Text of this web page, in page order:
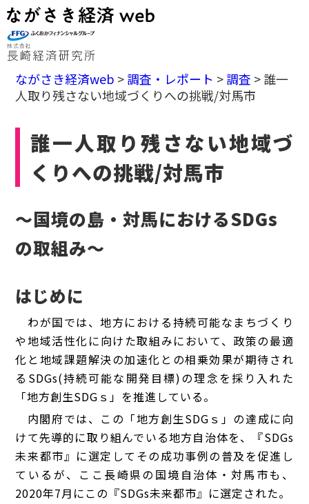
ながさき経済web >調査・レポート >調査 >誰一
人取り残さない地域づくりへの挑戦/対馬市
誰一人取り残さない地域づ
くりへの挑戦/対馬市
～国境の島・対馬におけるSDGs
の取組み～
はじめに
わが国では、地方における持続可能なまちづくり
や地域活性化に向けた取組みにおいて、政策の最適
化と地域課題解決の加速化との相乗効果が期待され
るSDGs(持続可能な開発目標)の理念を採り入れた
「地方創生SDGｓ」 を推進している。
内閣府では、この「地方創生SDGｓ」の達成に向
けて先導的に取り組んでいる地方自治体を、『SDGs
未来都市』に選定してその成功事例の普及を促進し
てい る が、ここ長崎県の国境自治体・対馬市も 、
2020年7月にこの『SDGs未来都市』に選定された。